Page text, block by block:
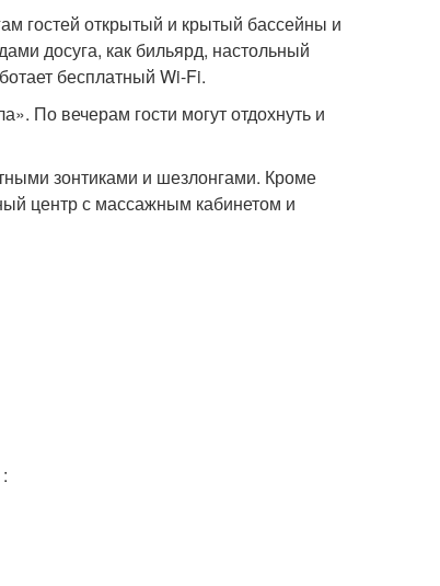
гостей открытый и крытый бассейны и
досуга, как бильярд, настольный
бесплатный Wi-Fi.
По вечерам гости могут отдохнуть и
зонтиками и шезлонгами. Кроме
центр с массажным кабинетом и